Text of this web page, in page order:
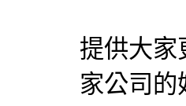
提供大家
家公司的